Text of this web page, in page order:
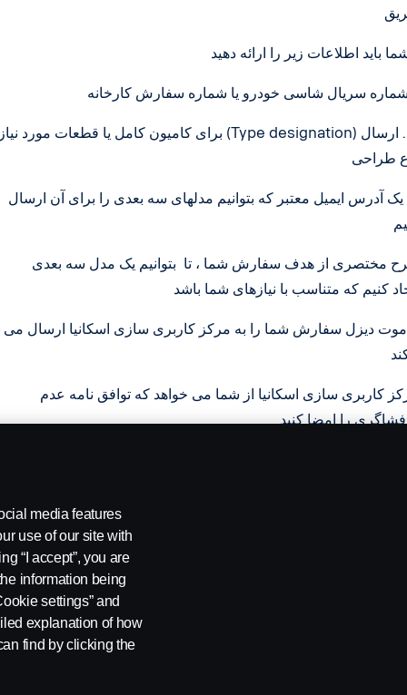
شماره سریال شاسی خودرو یا شماره سفارش کارخانه
طراحی
کنیم که متناسب با نیازهای شما باشد
دیزل سفارش شما را به مرکز کاربری سازی اسکانیا ارسال می
کاربری سازی اسکانیا از شما می خواهد که توافق نامه عدم
media features
use of our site with
“I accept”, you are
information being
settings” and
explanation of how
find by clicking the